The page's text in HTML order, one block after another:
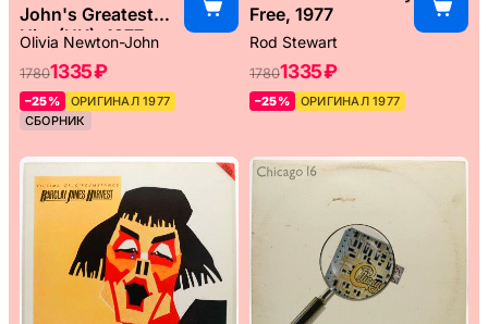
John's Greatest
Hits (UK), 1977
Olivia Newton-John
17801335 ₽
–25%
ОРИГИНАЛ 1977
СБОРНИК
Free, 1977
Rod Stewart
17801335 ₽
–25% ОРИГИНАЛ 1977